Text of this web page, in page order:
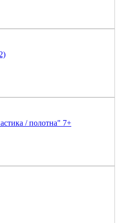
/ полотна" 7+